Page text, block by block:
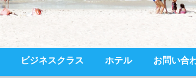
ビジネスクラス ホテル お問い合